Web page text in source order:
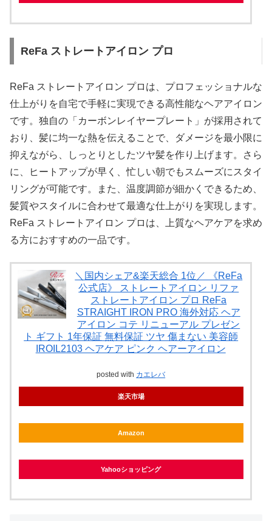
ReFa ストレートアイロン プロ
ReFa ストレートアイロン プロは、プロフェッショナルな
仕上がりを自宅で手軽に実現できる高性能なヘアアイロン
です。独自の「カーボンレイヤープレート」が採用されて
おり、髪に均一な熱を伝えることで、ダメージを最小限に
抑えながら、しっとりとしたツヤ髪を作り上げます。さら
に、ヒートアップが早く、忙しい朝でもスムーズにスタイ
リングが可能です。また、温度調節が細かくできるため、
髪質やスタイルに合わせて最適な仕上がりを実現します。
ReFa ストレートアイロン プロは、上質なヘアケアを求め
る方におすすめの一品です。
＼国内シェア&楽天総合 1位／ 《ReFa
公式店》 ストレートアイロン リファ
ストレートアイロン プロ ReFa
STRAIGHT IRON PRO 海外対応 ヘア
アイロン コテ リニューアル プレゼン
ト ギフト 1年保証 無料保証 ツヤ 傷まない 美容師
IROIL2103 ヘアケア ピンク ヘアーアイロン
posted with カエレバ
楽天市場
Amazon
Yahooショッピング